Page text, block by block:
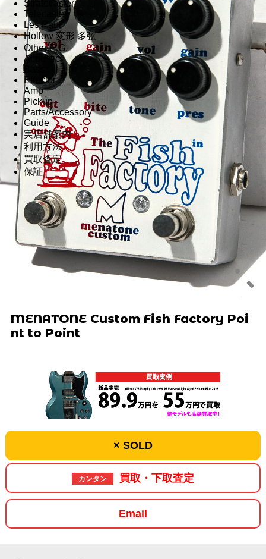
Stratocaster
Telecaster
Les Paul
Hollow 変形 多弦
Other E.G.
Acoustic
Bass
Effector
Amp
Pickup
Parts/Accessory
Guide
実店舗案内
利用方法
買取査定
保証
MENATONE Custom Fish Factory Poi
nt to Point
× SOLD
カンタン 買取・下取査定
Email